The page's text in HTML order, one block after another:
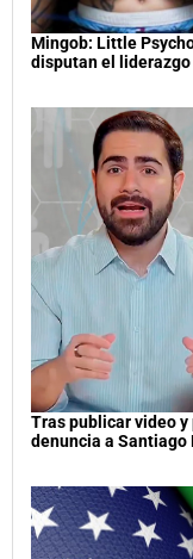
Mingob: Little
disputan el
Tras publicar video y
denuncia a Santiago